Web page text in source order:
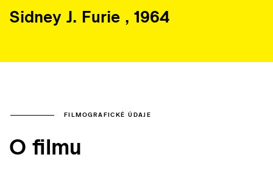
Sidney J. Furie , 1964
FILMOGRAFICKÉ ÚDAJE
O filmu